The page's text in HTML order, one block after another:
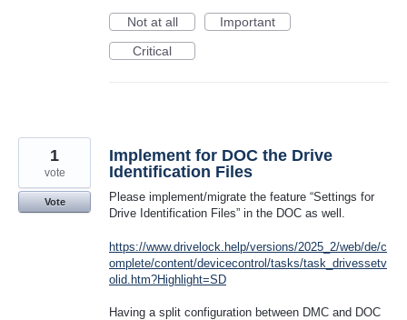
Not at all
Important
Critical
Implement for DOC the Drive
Identification Files
Please implement/migrate the feature “Settings for
Drive Identification Files” in the DOC as well.
https://www.drivelock.help/versions/2025_2/web/de/c
omplete/content/devicecontrol/tasks/task_drivessetv
olid.htm?Highlight=SD
Having a split configuration between DMC and DOC
1
vote
Vote